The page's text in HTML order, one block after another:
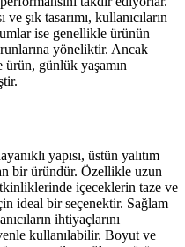
şık tasarımı, kullanıcıların
ise genellikle ürünün
yöneliktir. Ancak
günlük yaşamın
yapısı, üstün yalıtım
bir üründür. Özellikle uzun
içeceklerin taze ve
ideal bir seçenektir. Sağlam
ihtiyaçlarını
kullanılabilir. Boyut ve